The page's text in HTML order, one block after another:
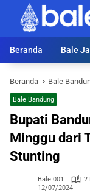
Langsung
konten
Beranda
Bale
Beranda Bale
Bale Bandung
Bupati
Minggu dari
Stunting
Bale 001
2
12/07/2024